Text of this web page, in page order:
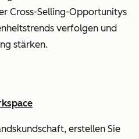
Cross-Selling-Opportunitys
verfolgen und
stärken.
erstellen Sie